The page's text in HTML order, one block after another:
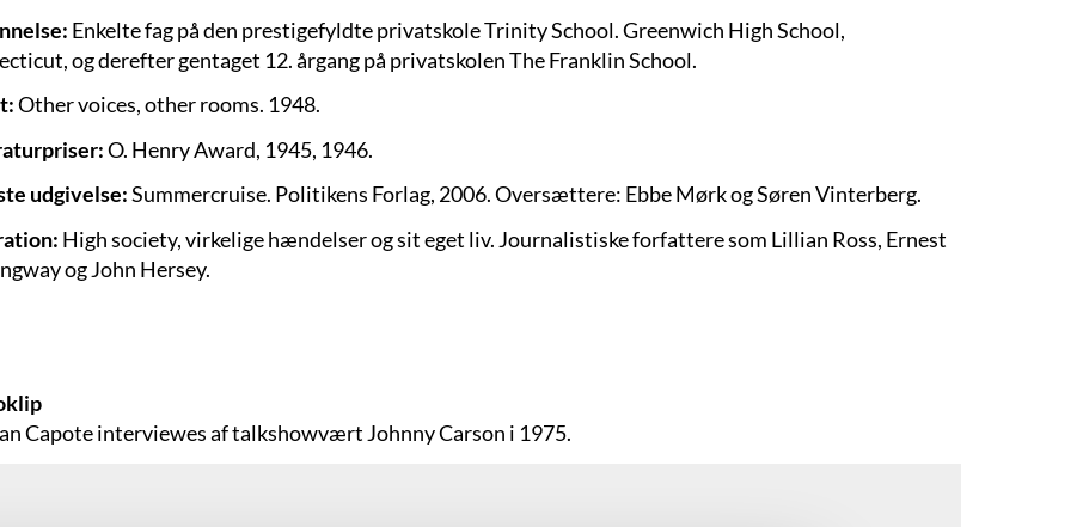
Enkelte fag på den prestigefyldte privatskole Trinity School.Greenwich High School,
og derefter gentaget 12. årgang på privatskolen The Franklin School.
Other voices, other rooms. 1948.
O. Henry Award, 1945, 1946.
udgivelse:Summercruise. Politikens Forlag, 2006. Oversættere: Ebbe Mørk og Søren Vinterberg.
High society, virkelige hændelser og sit eget liv. Journalistiske forfattere som Lillian Ross, Ernest
og John Hersey.
Capote interviewes af talkshowvært Johnny Carson i 1975.